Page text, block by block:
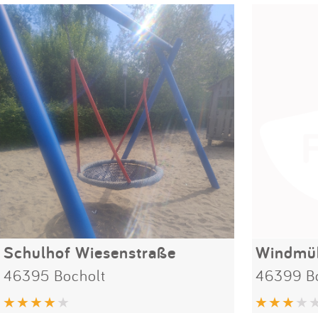
Schulhof Wiesenstraße
46395 Bocholt 46399